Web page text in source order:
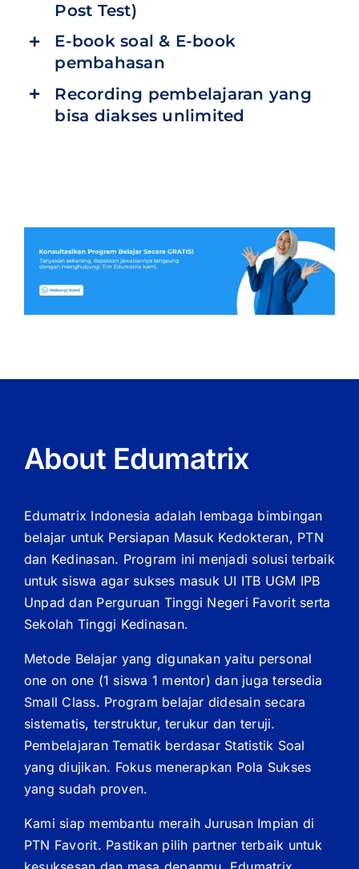
Post Test)
E-book soal & E-book
pembahasan
Recording pembelajaran yang
bisa diakses unlimited
About Edumatrix
Edumatrix Indonesia adalah lembaga bimbingan
belajar untuk Persiapan Masuk Kedokteran, PTN
dan Kedinasan. Program ini menjadi solusi terbaik
untuk siswa agar sukses masuk UI ITB UGM IPB
Unpad dan Perguruan Tinggi Negeri Favorit serta
Sekolah Tinggi Kedinasan.
Metode Belajar yang digunakan yaitu personal
one on one (1 siswa 1 mentor) dan juga tersedia
Small Class. Program belajar didesain secara
sistematis, terstruktur, terukur dan teruji.
Pembelajaran Tematik berdasar Statistik Soal
yang diujikan. Fokus menerapkan Pola Sukses
yang sudah proven.
Kami siap membantu meraih Jurusan Impian di
PTN Favorit. Pastikan pilih partner terbaik untuk